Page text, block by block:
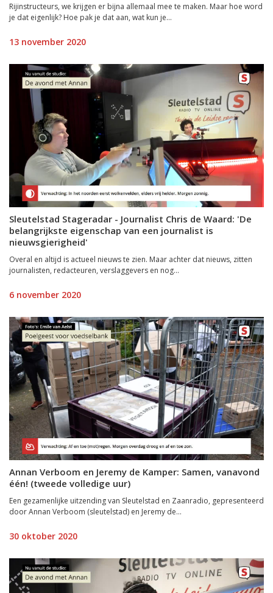
Rijinstructeurs, we krijgen er bijna allemaal mee te maken. Maar hoe word
je dat eigenlijk? Hoe pak je dat aan, wat kun je...
13 november 2020
Sleutelstad Stageradar - Journalist Chris de Waard: 'De
belangrijkste eigenschap van een journalist is
nieuwsgierigheid'
Overal en altijd is actueel nieuws te zien. Maar achter dat nieuws, zitten
journalisten, redacteuren, verslaggevers en nog...
6 november 2020
Annan Verboom en Jeremy de Kamper: Samen, vanavond
één! (tweede volledige uur)
Een gezamenlijke uitzending van Sleutelstad en Zaanradio, gepresenteerd
door Annan Verboom (sleutelstad) en Jeremy de...
30 oktober 2020